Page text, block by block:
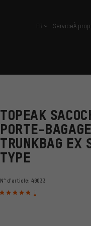
français
FR ServiceÀ
TOPEAK
PORTE-
TRUNKBAG EX
TYPE
N° d'article: 49033
1